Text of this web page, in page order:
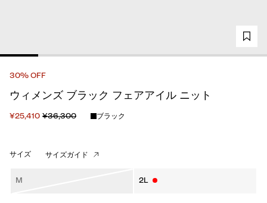
30% OFF
ウィメンズ ブラック フェアアイル ニット
¥25,410 ¥36,300 ブラック
サイズ サイズガイド
M 2L